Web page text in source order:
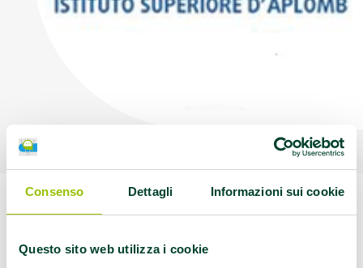
Consenso Dettagli Informazioni sui cookie
Questo sito web utilizza i cookie